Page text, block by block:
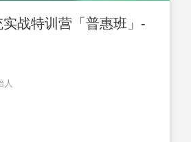
战特训营「普惠班」-
人